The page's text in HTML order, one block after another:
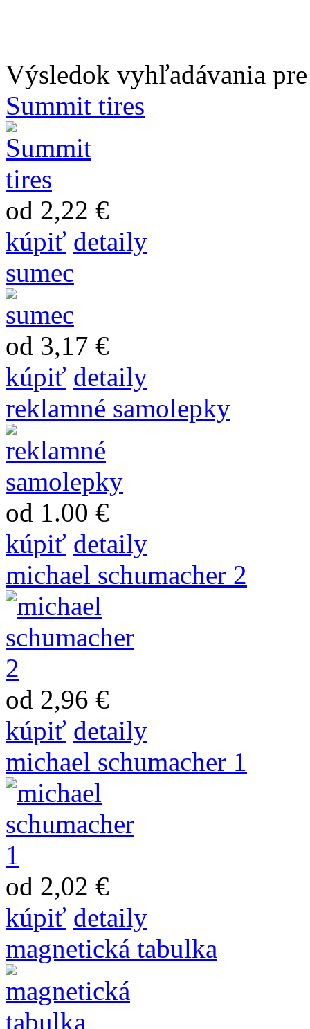
Výsledok vyhľadávania
Summit tires
od 2,22 €
kúpiť detaily
sumec
od 3,17 €
kúpiť detaily
reklamné samolepky
od 1.00 €
kúpiť detaily
michael schumacher 2
od 2,96 €
kúpiť detaily
michael schumacher 1
od 2,02 €
kúpiť detaily
magnetická tabulka